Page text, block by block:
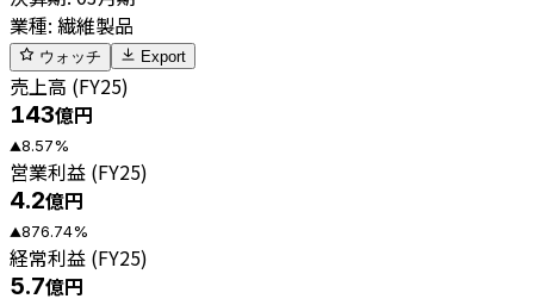
業種: 繊維製品
ウォッチ Export
売上高 (FY25)
143億円
▲8.57%
営業利益 (FY25)
4.2億円
▲876.74%
経常利益 (FY25)
5.7億円